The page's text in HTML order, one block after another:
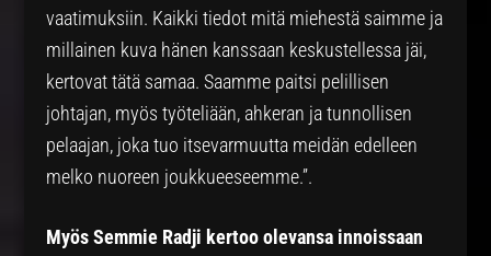
vaatimuksiin. Kaikki tiedot mitä miehestä saimme ja
millainen kuva hänen kanssaan keskustellessa jäi,
kertovat tätä samaa. Saamme paitsi pelillisen
johtajan, myös työteliään, ahkeran ja tunnollisen
pelaajan, joka tuo itsevarmuutta meidän edelleen
melko nuoreen joukkueeseemme.”.
Myös Semmie Radji kertoo olevansa innoissaan